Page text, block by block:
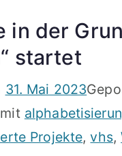
in der
startet
31. Mai 2023
Projekte,vhs,